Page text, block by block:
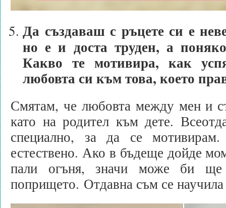
Да създаваш с ръцете си е
но е и доста труден, а
Какво те мотивира, как
любовта си към това, което
Смятам, че любовта между мен и
като на родител към дете.
специално, за да се
естествено. Ако в бъдеще дойде
пали огъня, значи може би
попрището. Отдавна съм се